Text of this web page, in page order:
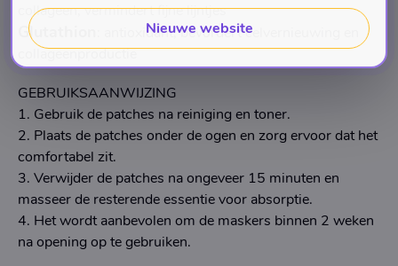
collageen, vermindert fijne lijntjes
Glutathion
: antioxidant, bevordert celvernieuwing en
collageenproductie
GEBRUIKSAANWIJZING
1. Gebruik de patches na reiniging en toner.
2. Plaats de patches onder de ogen en zorg ervoor dat het
comfortabel zit.
3. Verwijder de patches na ongeveer 15 minuten en
masseer de resterende essentie voor absorptie.
4. Het wordt aanbevolen om de maskers binnen 2 weken
na opening op te gebruiken.
Nieuwe website